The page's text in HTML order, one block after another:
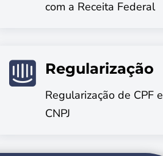
com a Receita Federal
 Regularização
Regularização de CPF e
CNPJ